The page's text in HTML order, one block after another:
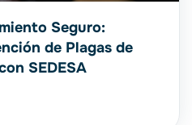
Seguro:
de Plagas de
SEDESA